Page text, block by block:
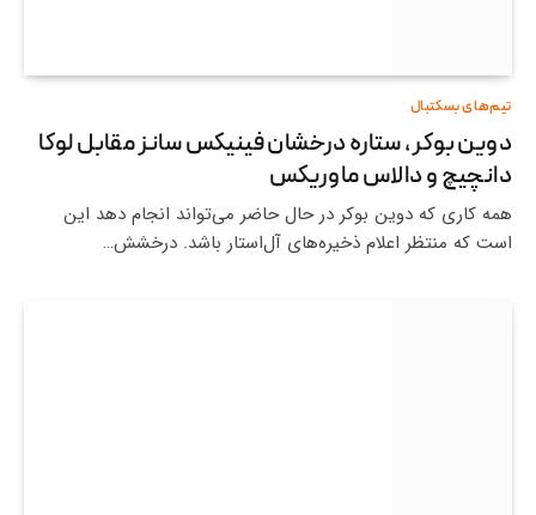
تیم‌های بسکتبال
دوین بوکر ، ستاره درخشان فینیکس سانز مقابل لوکا
دانچیچ و دالاس ماوریکس
همه کاری که دوین بوکر در حال حاضر می‌تواند انجام دهد این
است که منتظر اعلام ذخیره‌های آل‌استار باشد. درخشش…